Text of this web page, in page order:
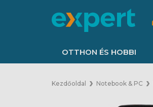
OTTHON ÉS HOBBI
Kezdőoldal Notebook & PC